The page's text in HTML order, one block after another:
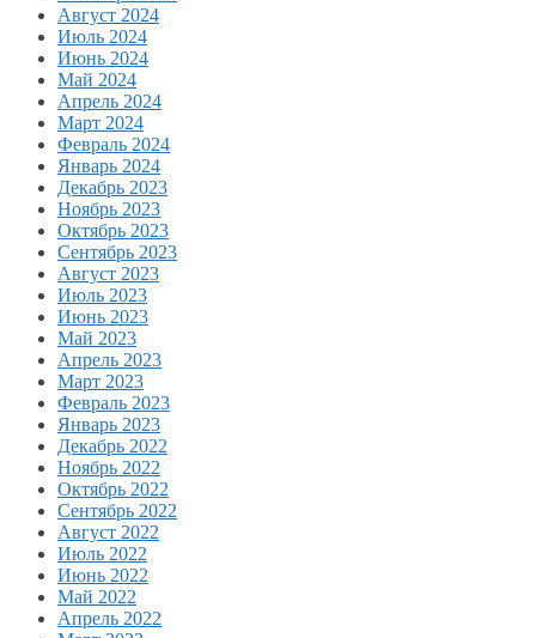
Август 2024
Июль 2024
Июнь 2024
Май 2024
Апрель 2024
Март 2024
Февраль 2024
Январь 2024
Декабрь 2023
Ноябрь 2023
Октябрь 2023
Сентябрь 2023
Август 2023
Июль 2023
Июнь 2023
Май 2023
Апрель 2023
Март 2023
Февраль 2023
Январь 2023
Декабрь 2022
Ноябрь 2022
Октябрь 2022
Сентябрь 2022
Август 2022
Июль 2022
Июнь 2022
Май 2022
Апрель 2022